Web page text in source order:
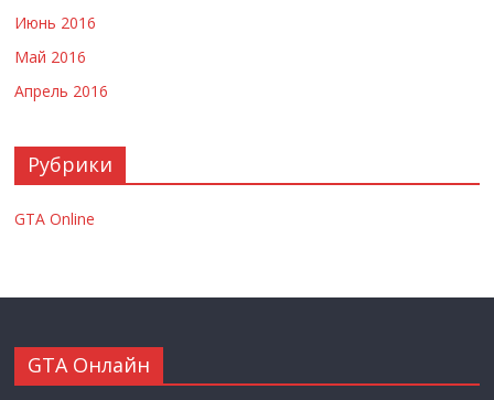
Июнь 2016
Май 2016
Апрель 2016
Рубрики
GTA Online
GTA Онлайн